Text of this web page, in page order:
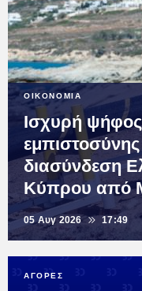
ΟΙΚΟΝΟΜΙΑ
Ισχυρή ψήφος
διασύνδεση
Κύπρου από
05 Αυγ 2026 17:49
ΑΓΟΡΕΣ